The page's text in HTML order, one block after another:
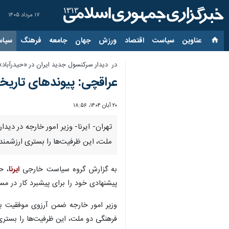
۱۷ مرداد ۱۴۰۵
عناوین‌ سیاست اقتصاد ورزش جهان جامعه فرهنگ
در دیدار سرکنسول جدید ایران در
عراقچی: پیوندهای
۲۰ آبان ۱۴۰۴، ۱۸:۵۶